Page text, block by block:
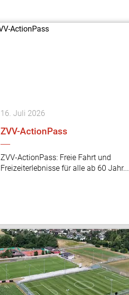
16. Juli 2026
ZVV-ActionPass
ZVV-ActionPass: Freie Fahrt und
Freizeiterlebnisse für alle ab 60 Jahr...